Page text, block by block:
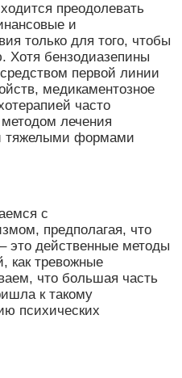
преодолевать
и
только для того, чтобы
Хотя бензодиазепины
первой линии
медикаментозное
часто
лечения
тяжелыми формами
с
предполагая, что
это действенные методы
как тревожные
что большая часть
к такому
психических